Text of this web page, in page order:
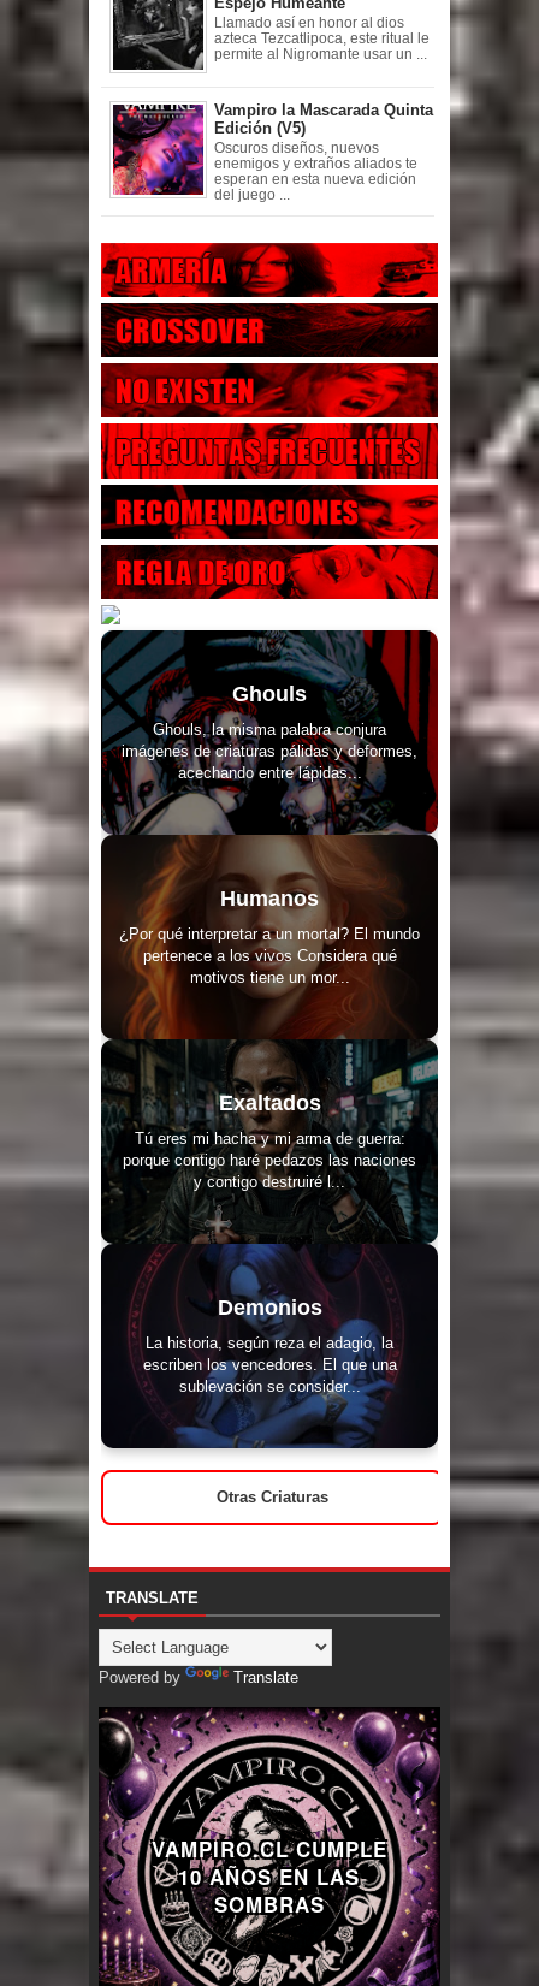
Llamado así en honor al dios
azteca Tezcatlipoca, este ritual le
permite al Nigromante usar un ...
Vampiro la Mascarada Quinta
Edición (V5)
Oscuros diseños, nuevos
enemigos y extraños aliados te
esperan en esta nueva edición
del juego ...
Ghouls
Ghouls, la misma palabra conjura
imágenes de criaturas pálidas y deformes,
acechando entre lápidas...
Humanos
¿Por qué interpretar a un mortal? El mundo
pertenece a los vivos Considera qué
motivos tiene un mor...
Exaltados
Tú eres mi hacha y mi arma de guerra:
porque contigo haré pedazos las naciones
y contigo destruiré l...
Demonios
La historia, según reza el adagio, la
escriben los vencedores. El que una
sublevación se consider...
Otras Criaturas
TRANSLATE
Powered by Translate
VAMPIRO.CL CUMPLE
10 AÑOS EN LAS
SOMBRAS